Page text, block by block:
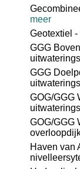
meer
Geotextiel
GGG
GGG
GOG/GGG
GOG/GGG
Haven van